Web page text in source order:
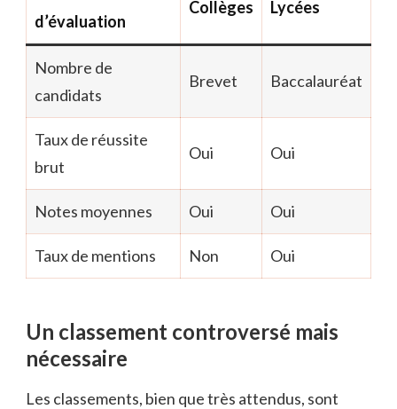
d’évaluation
Collèges Lycées
Nombre de
candidats
Brevet Baccalauréat
Taux de réussite
brut
Oui Oui
Notes moyennes Oui Oui
Taux de mentions Non Oui
Un classement controversé mais
nécessaire
Les classements, bien que très attendus, sont